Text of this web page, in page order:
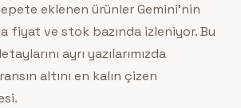
eklenen ürünler Gemini’nin
fiyat ve stok bazında izleniyor. Bu
ayrı yazılarımızda
altını en kalın çizen